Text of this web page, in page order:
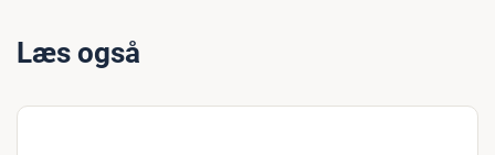
Læs også